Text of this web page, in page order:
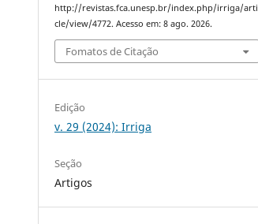
http://revistas.fca.unesp.br/index.php/irriga/arti
cle/view/4772. Acesso em: 8 ago. 2026.
Fomatos de Citação
Edição
v. 29 (2024): Irriga
Seção
Artigos